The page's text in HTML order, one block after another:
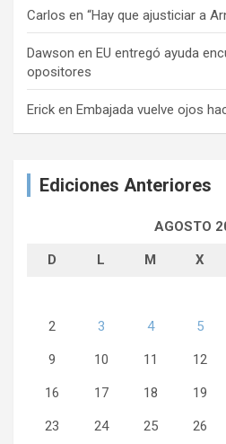
Carlos en “Hay que ajusticiar a
Dawson en EU entregó ayuda
opositores
Erick en Embajada vuelve ojos
Ediciones Anteriores
AGOSTO
D L M X
2 3 4 5
9 10 11 12
16 17 18 19
23 24 25 26